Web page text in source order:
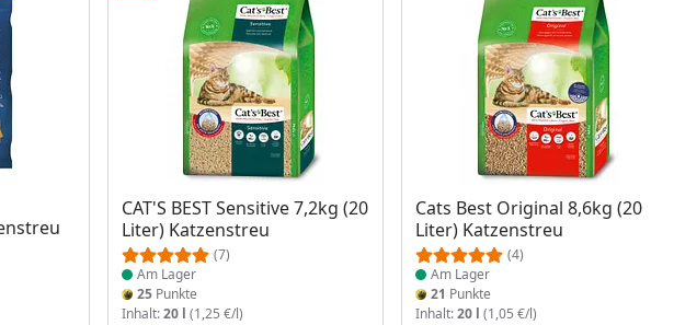
CAT'S BEST Sensitive 7,2kg (20
Liter) Katzenstreu
(7)
Produkt am Lager
Am Lager
25Punkte
Inhalt:20 l (1,25 €/l)
Cats Best Original 8,6kg (20
Liter) Katzenstreu
(4)
Produkt am Lager
Am Lager
21 Punkte
Inhalt:20 l (1,05 €/l)